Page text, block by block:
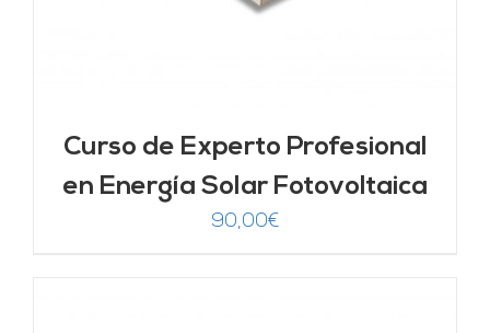
Curso de Experto Profesional
en Energía Solar Fotovoltaica
90,00€